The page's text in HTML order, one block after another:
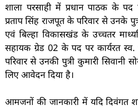
शाला परसाही में प्रधान पाठक के पद
प्रताप सिंह राजपूत के परिवार से उनके
एवं बिल्हा विकासखंड के उच्चतर
सहायक ग्रेड 02 के पद पर कार्यरत स्व.
परिवार से उनकी पुत्री कुमारी सिवानी
लिए आवेदन दिया है।
आमजनों की जानकारी में यदि दिवंगत